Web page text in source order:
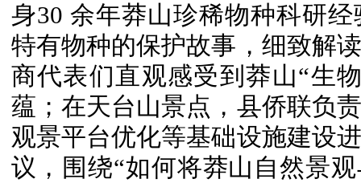
身30 余年莽山珍稀物种科研
特有物种的保护故事，细致解
商代表们直观感受到莽山“生
蕴；在天台山景点，县侨联负
观景平台优化等基础设施建设
议，围绕“如何将莽山自然景